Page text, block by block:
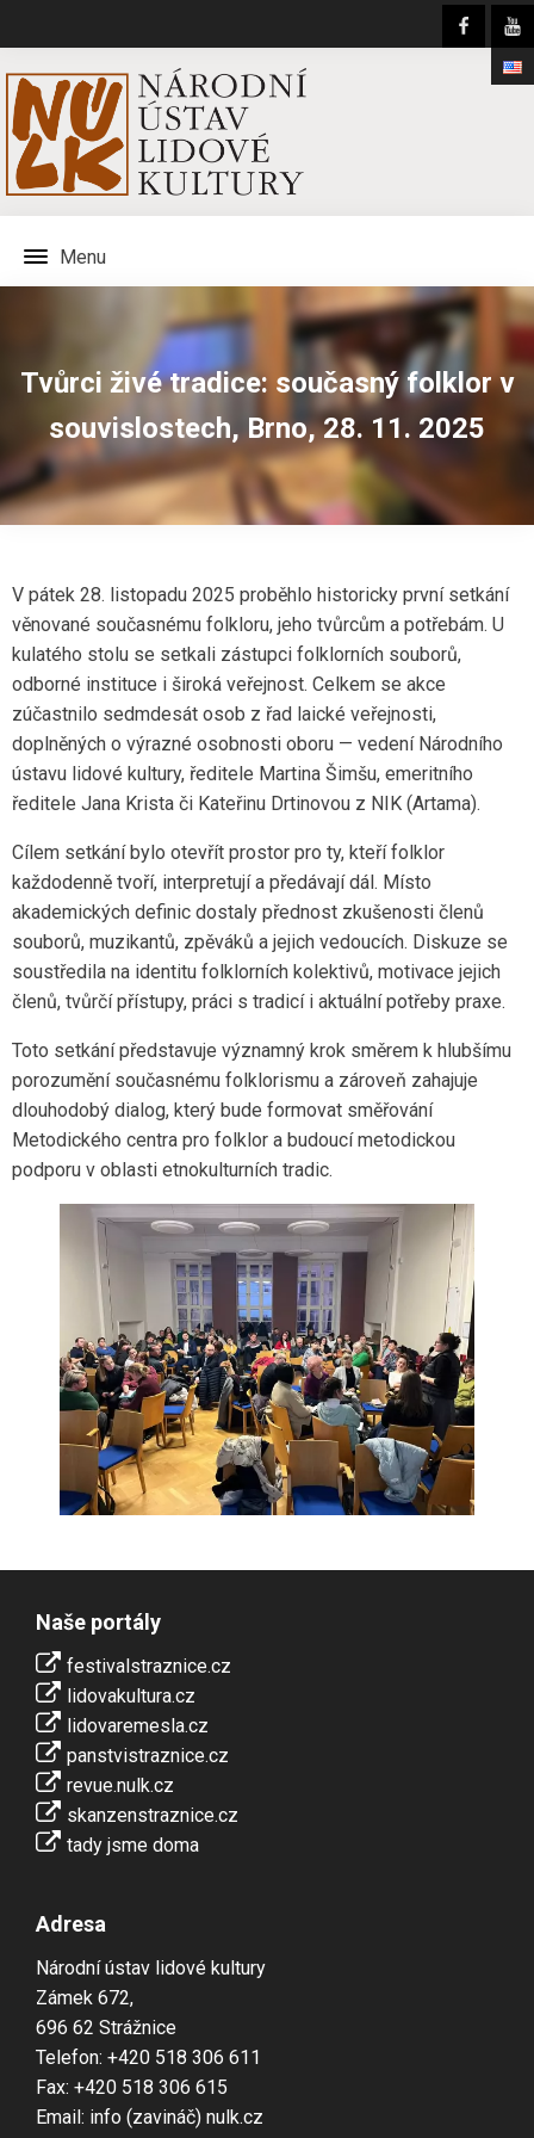
Menu
Tvůrci živé tradice: současný folklor v
souvislostech, Brno, 28. 11. 2025
V pátek 28. listopadu 2025 proběhlo historicky první setkání
věnované současnému folkloru, jeho tvůrcům a potřebám. U
kulatého stolu se setkali zástupci folklorních souborů,
odborné instituce i široká veřejnost. Celkem se akce
zúčastnilo sedmdesát osob z řad laické veřejnosti,
doplněných o výrazné osobnosti oboru — vedení Národního
ústavu lidové kultury, ředitele Martina Šimšu, emeritního
ředitele Jana Krista či Kateřinu Drtinovou z NIK (Artama).
Cílem setkání bylo otevřít prostor pro ty, kteří folklor
každodenně tvoří, interpretují a předávají dál. Místo
akademických definic dostaly přednost zkušenosti členů
souborů, muzikantů, zpěváků a jejich vedoucích. Diskuze se
soustředila na identitu folklorních kolektivů, motivace jejich
členů, tvůrčí přístupy, práci s tradicí i aktuální potřeby praxe.
Toto setkání představuje významný krok směrem k hlubšímu
porozumění současnému folklorismu a zároveň zahajuje
dlouhodobý dialog, který bude formovat směřování
Metodického centra pro folklor a budoucí metodickou
podporu v oblasti etnokulturních tradic.
Naše portály
festivalstraznice.cz
lidovakultura.cz
lidovaremesla.cz
panstvistraznice.cz
revue.nulk.cz
skanzenstraznice.cz
tady jsme doma
Adresa
Národní ústav lidové kultury
Zámek 672,
696 62 Strážnice
Telefon: +420 518 306 611
Fax: +420 518 306 615
Email: info (zavináč) nulk.cz